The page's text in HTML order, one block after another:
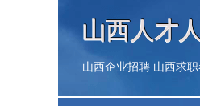
山西人才
山西企业招聘 山西求